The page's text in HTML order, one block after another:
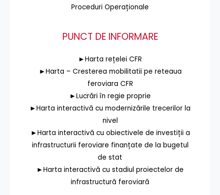
Proceduri Operaționale
PUNCT DE INFORMARE
►Harta rețelei CFR
►Harta – Cresterea mobilitatii pe reteaua
feroviara CFR
►Lucrări în regie proprie
►Harta interactivă cu modernizările trecerilor la
nivel
►Harta interactivă cu obiectivele de investiții a
infrastructurii feroviare finanțate de la bugetul
de stat
►Harta interactivă cu stadiul proiectelor de
infrastructură feroviară